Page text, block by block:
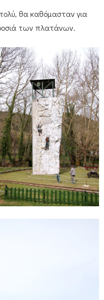
θα καθόμασταν για
των πλατάνων.